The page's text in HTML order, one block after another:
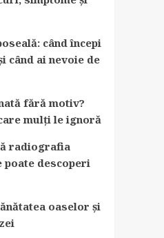
când începi
când ai nevoie de
fără motiv?
mulți le ignoră
radiografia
poate descoperi
oaselor și